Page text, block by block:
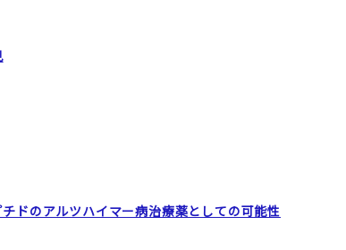
ドのアルツハイマー病治療薬としての可能性